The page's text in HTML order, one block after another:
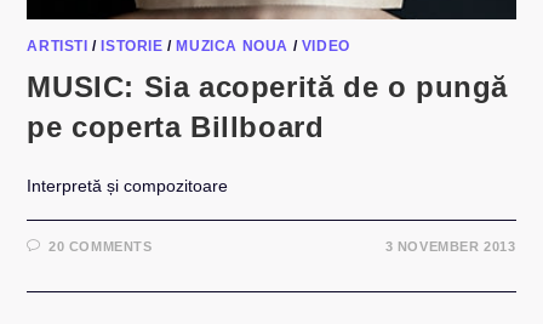
ARTISTI / ISTORIE / MUZICA NOUA / VIDEO
MUSIC: Sia acoperită de o pungă
pe coperta Billboard
Interpretă și compozitoare
20 COMMENTS 3 NOVEMBER 2013